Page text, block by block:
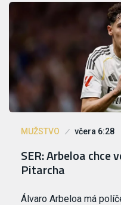
MUŽSTVO včera 6:28
SER: Arbeloa chce
Pitarcha
Álvaro Arbeloa má